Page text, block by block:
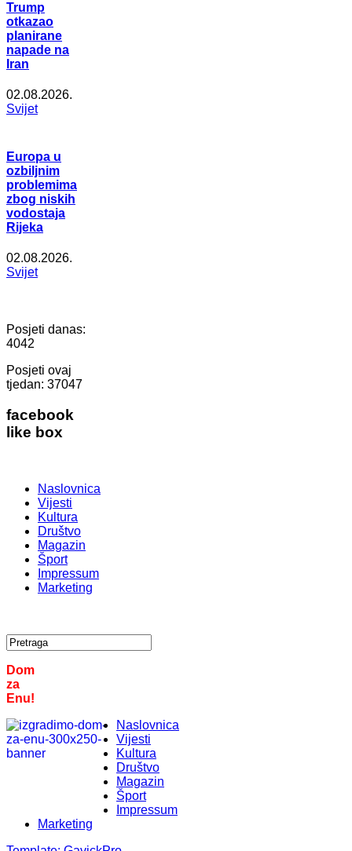
Trump
otkazao
planirane
napade na
Iran
02.08.2026.
Svijet
Europa u
ozbiljnim
problemima
zbog niskih
vodostaja
Rijeka
02.08.2026.
Svijet
Posjeti danas:
4042
Posjeti ovaj
tjedan: 37047
facebook
like box
Naslovnica
Vijesti
Kultura
Društvo
Magazin
Šport
Impressum
Marketing
Dom
za
Enu!
Naslovnica
Vijesti
Kultura
Društvo
Magazin
Šport
Impressum
Marketing